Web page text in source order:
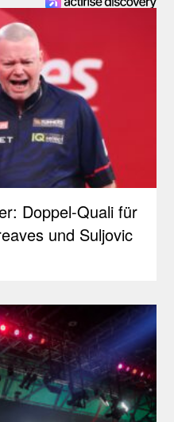
Doppel-Quali für
und Suljovic